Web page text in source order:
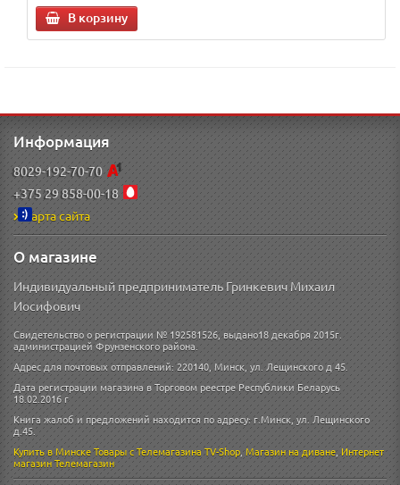
В корзину
Информация
8029-192-70-70
+375 29 858-00-18
Карта сайта
О магазине
Индивидуальный предприниматель Гринкевич Михаил
Иосифович
Свидетельство о регистрации № 192581526, выдано18 декабря 2015г.
администрацией Фрунзенского района.
Адрес для почтовых отправлений: 220140, Минск, ул. Лещинского д 45.
Дата регистрации магазина в Торговом реестре Республики Беларусь
18.02.2016 г
Книга жалоб и предложений находится по адресу: г.Минск, ул. Лещинского
д.45.
Купить в МинскеТовары с Телемагазина TV-Shop,Магазин на диване,Интернет
магазинТелемагазин